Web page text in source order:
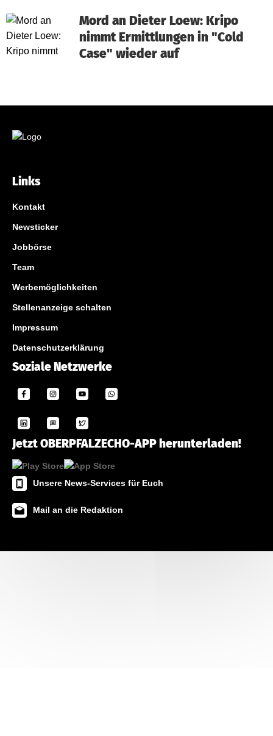
Mord an Dieter Loew: Kripo
nimmt Ermittlungen in "Cold
Case" wieder auf
Links
Kontakt
Newsticker
Jobbörse
Team
Werbemöglichkeiten
Stellenanzeige schalten
Impressum
Datenschutzerklärung
Soziale Netzwerke
Jetzt OBERPFALZECHO-APP herunterladen!
Unsere News-Services für Euch
Mail an die Redaktion